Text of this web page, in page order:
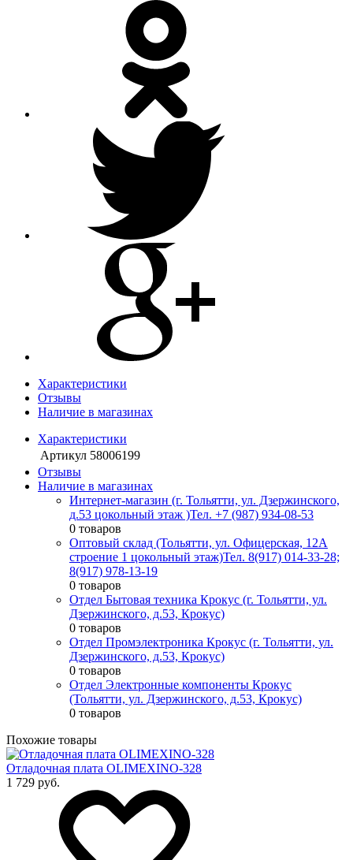
Характеристики
Отзывы
Наличие в магазинах
Характеристики
Артикул 58006199
Отзывы
Наличие в магазинах
Интернет-магазин (г. Тольятти, ул. Дзержинского,
д.53 цокольный этаж )Тел. +7 (987) 934-08-53
0 товаров
Оптовый склад (Тольятти, ул. Офицерская, 12А
строение 1 цокольный этаж)Тел. 8(917) 014-33-28;
8(917) 978-13-19
0 товаров
Отдел Бытовая техника Крокус (г. Тольятти, ул.
Дзержинского, д.53, Крокус)
0 товаров
Отдел Промэлектроника Крокус (г. Тольятти, ул.
Дзержинского, д.53, Крокус)
0 товаров
Отдел Электронные компоненты Крокус
(Тольятти, ул. Дзержинского, д.53, Крокус)
0 товаров
Похожие товары
Отладочная плата OLIMEXINO-328
1 729 руб.